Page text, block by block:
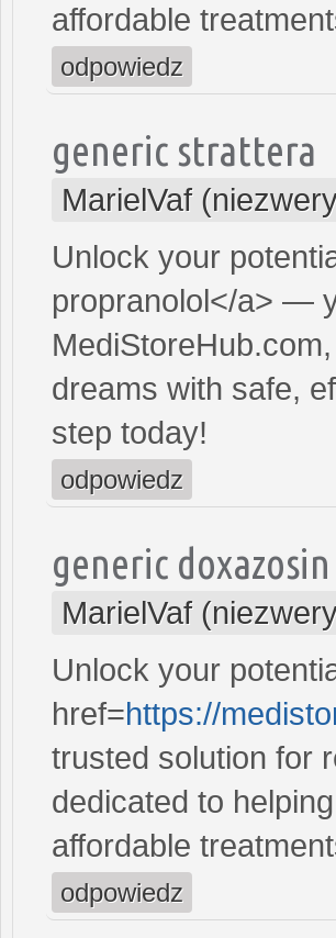
affordable
odpowiedz
generic strattera
MarielVaf
Unlock your
propranolol</a> —
dreams with safe,
step today!
odpowiedz
generic doxazosin
MarielVaf
Unlock your
href=https://
trusted solution for
dedicated to
affordable
odpowiedz